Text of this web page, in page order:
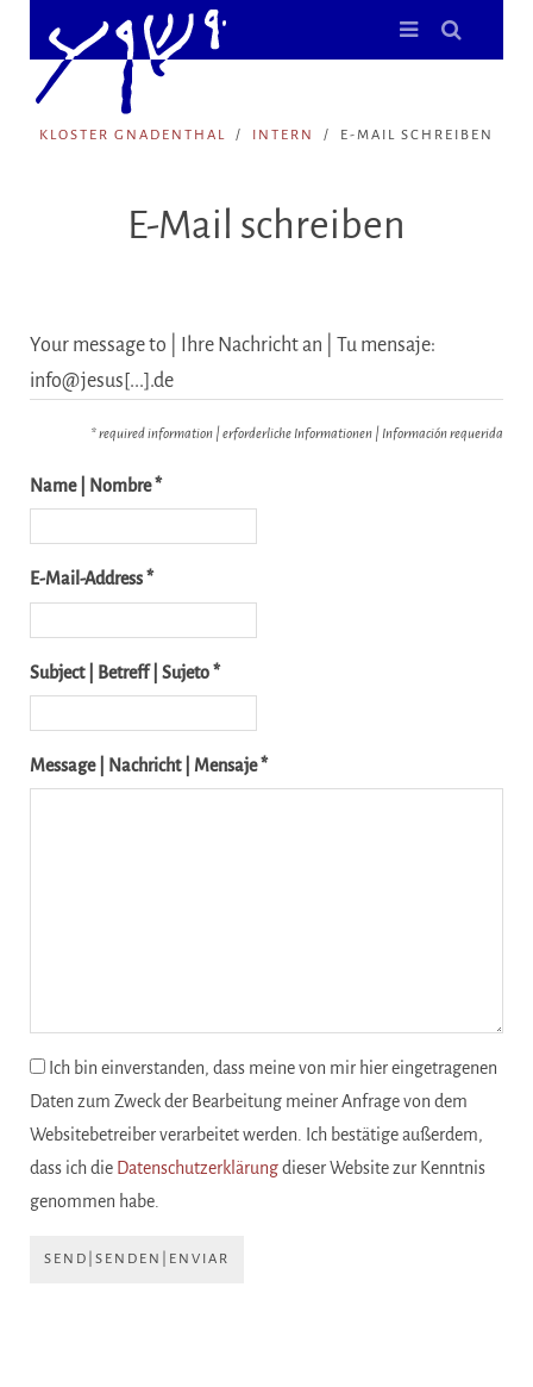
KLOSTER GNADENTHAL INTERN E-MAIL SCHREIBEN
E-Mail schreiben
Your message to | Ihre Nachricht an | Tu mensaje:
info@jesus[...].de
* required information | erforderliche Informationen | Información requerida
Name | Nombre *
E-Mail-Address *
Subject | Betreff | Sujeto *
Message | Nachricht | Mensaje *
Ich bin einverstanden, dass meine von mir hier eingetragenen
Daten zum Zweck der Bearbeitung meiner Anfrage von dem
Websitebetreiber verarbeitet werden. Ich bestätige außerdem,
dass ich die Datenschutzerklärungdieser Website zur Kenntnis
genommen habe.
SEND|SENDEN|ENVIAR